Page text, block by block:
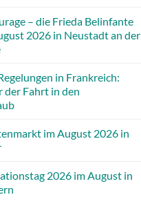
– die Frieda Belinfante
2026 in Neustadt an der
in Frankreich:
der Fahrt in den
im August 2026 in
2026 im August in